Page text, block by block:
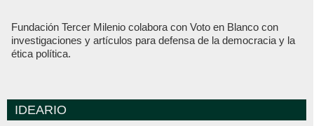
Fundación Tercer Milenio colabora con Voto en Blanco con
investigaciones y artículos para defensa de la democracia y la
ética política.
IDEARIO